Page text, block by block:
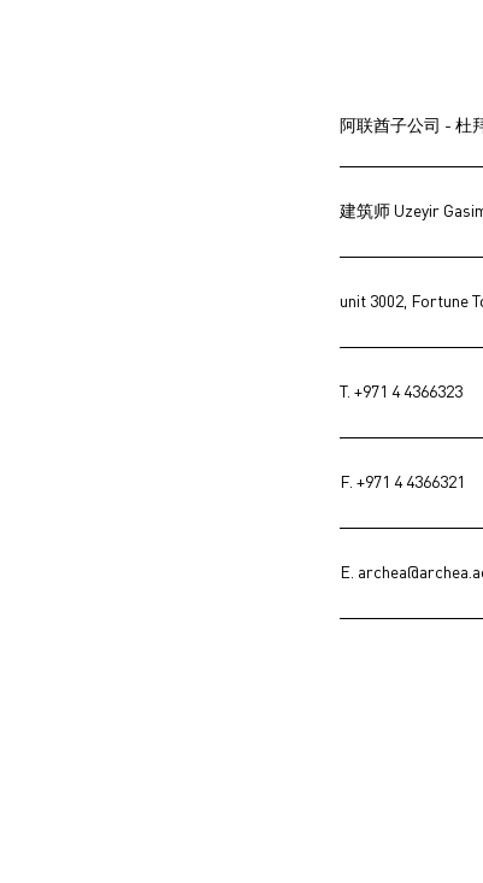
阿联酋子公司 - 杜
建筑师 Uzeyir
unit 3002, Fortune
T.+971 4 4366323
F. +971 4 4366321
E.